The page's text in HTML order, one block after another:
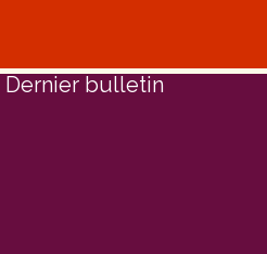
Dernier bulletin